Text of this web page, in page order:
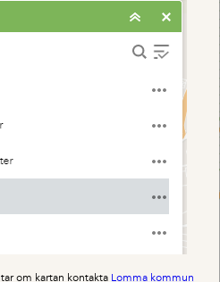
om kartan kontakta Lomma kommun